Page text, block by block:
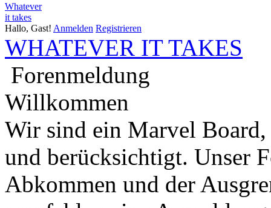
Whatever
it takes
Hallo, Gast! Anmelden Registrieren
WHATEVER IT TAKES
Forenmeldung
Willkommen
Wir sind ein Marvel
und berücksichtigt. Unser
Abkommen und der